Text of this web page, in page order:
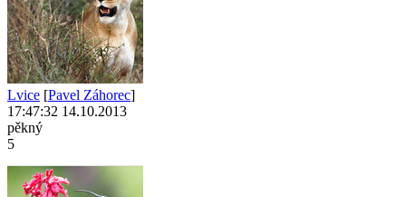
Lvice [Pavel Záhorec]
17:47:32 14.10.2013
pěkný
5